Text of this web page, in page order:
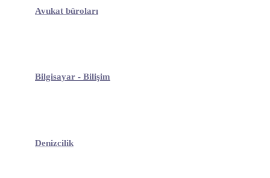
Avukat büroları
Bilgisayar - Bilişim
Denizcilik